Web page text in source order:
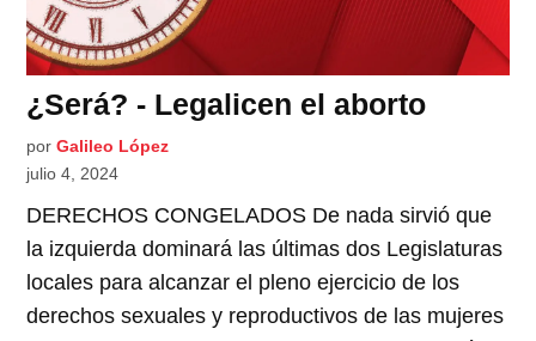
¿Será? - Legalicen el aborto
por Galileo López
julio 4, 2024
DERECHOS CONGELADOS De nada sirvió que
la izquierda dominará las últimas dos Legislaturas
locales para alcanzar el pleno ejercicio de los
derechos sexuales y reproductivos de las mujeres